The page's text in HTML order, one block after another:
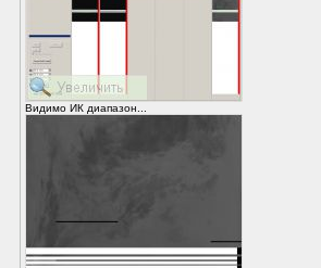
Видимо ИК диапазон...